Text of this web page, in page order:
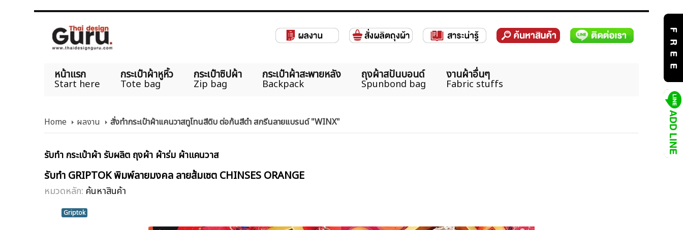
หน้าแรก
Start here
กระเป๋าผ้าหูหิ้ว
Tote bag
กระเป๋าซิปผ้า
Zip bag
กระเป๋าผ้าสะพายหลัง
Backpack
ถุงผ้าสปันบอนด์
Spunbond bag
งานผ้าอื่นๆ
Fabric stuffs
Home ผลงาน สั่งทำกระเป๋าผ้าแคนวาสทูโทนสีดิบ ต่อก้นสีดำ สกรีนลายแบรนด์ "WINX"
รับทำ กระเป๋าผ้า รับผลิต ถุงผ้า ผ้าร่ม ผ้าแคนวาส
รับทำ GRIPTOK พิมพ์ลายมงคล ลายส้มเซต CHINSES ORANGE
หมวดหลัก: ค้นหาสินค้า
Griptok